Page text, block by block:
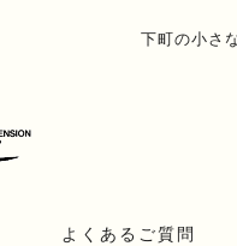
下町の小さ
よくあるご質問